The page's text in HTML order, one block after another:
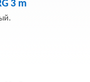
3 m